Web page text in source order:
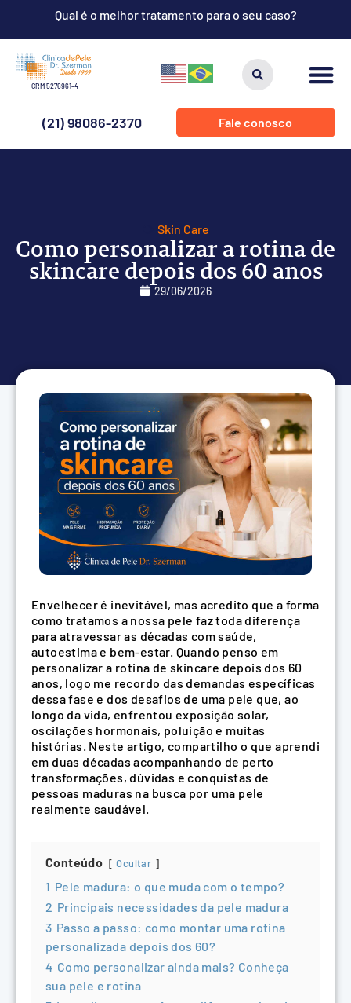
CRM 5276961-4
(21) 98086-2370 Fale conosco
Skin Care
Como personalizar a rotina de
skincare depois dos 60 anos
29/06/2026
Envelhecer é inevitável, mas acredito que a forma
como tratamos a nossa pele faz toda diferença
para atravessar as décadas com saúde,
autoestima e bem-estar. Quando penso em
personalizar a rotina de skincare depois dos 60
anos, logo me recordo das demandas específicas
dessa fase e dos desafios de uma pele que, ao
longo da vida, enfrentou exposição solar,
oscilações hormonais, poluição e muitas
histórias. Neste artigo, compartilho o que aprendi
em duas décadas acompanhando de perto
transformações, dúvidas e conquistas de
pessoas maduras na busca por uma pele
realmente saudável.
Conteúdo Ocultar
1 Pele madura: o que muda com o tempo?
2 Principais necessidades da pele madura
3 Passo a passo: como montar uma rotina
personalizada depois dos 60?
4 Como personalizar ainda mais? Conheça
sua pele e rotina
Qual é o melhor tratamento para o seu caso?